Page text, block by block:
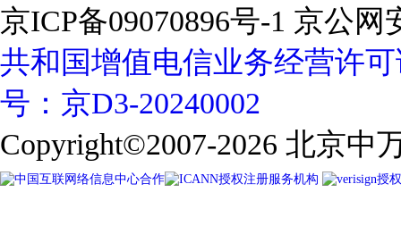
京ICP备09070896号-1 京公网
共和国增值电信业务经营许
号：京D3-20240002
Copyright©2007-2026 北京中